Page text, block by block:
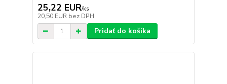
25,22 EUR/ks
20,50 EUR bez DPH
Pridať do košíka